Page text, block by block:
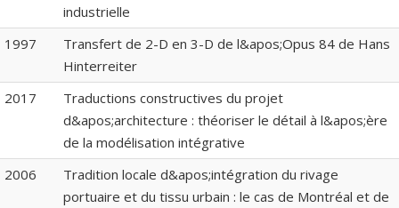
industrielle
1997
Transfert de 2-D en 3-D de l&apos;Opus 84 de Hans
Hinterreiter
2017
Traductions constructives du projet
d&apos;architecture : théoriser le détail à l&apos;ère
de la modélisation intégrative
2006
Tradition locale d&apos;intégration du rivage
portuaire et du tissu urbain : le cas de Montréal et de